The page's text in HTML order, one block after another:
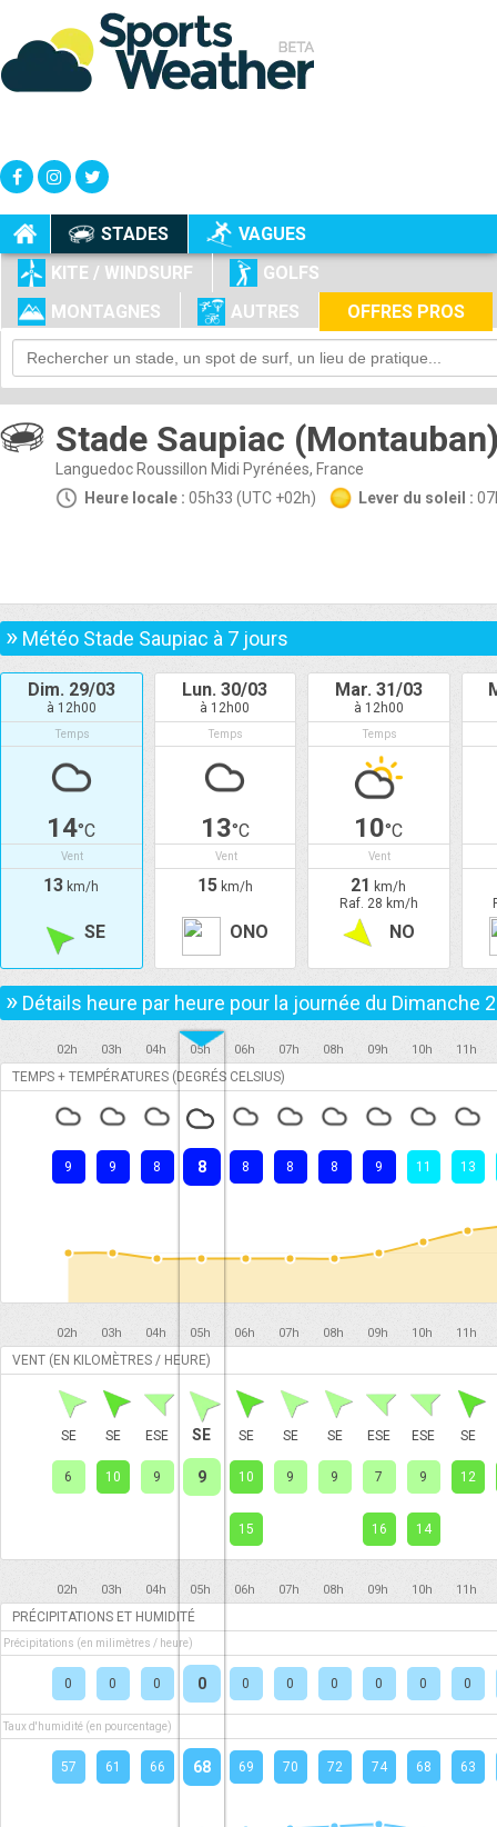
STADES
VAGUES
KITE / WINDSURF
GOLFS
MONTAGNES
AUTRES OFFRES PROS
+
-
Stade Saupiac
Languedoc Roussillon Midi Pyrénées, France
Heure locale : 05h33 (UTC +02h) Lever du soleil :
» Météo Stade Saupiac à 7 jours
Dim. 29/03
à 12h00
Temps
14°C
Vent
13 km/h
SE
Lun. 30/03
à 12h00
Temps
13°C
Vent
15km/h
ONO
Mar. 31/03
à 12h00
Temps
10°C
Vent
21 km/h
Raf. 28 km/h
NO
» Détails heure par heure pour la journée du Dimanche
02h 03h 04h 05h 06h 07h 08h 09h 10h 11h
TEMPS + TEMPÉRATURES (DEGRÉS CELSIUS)
9 9 8 8 8 8 8 9 11 13
02h 03h 04h 05h 06h 07h 08h 09h 10h 11h
VENT (EN KILOMÈTRES / HEURE)
SE SE ESE SE SE SE SE ESE ESE SE
6 10 9 9 10 9 9 7 9 12
15 16 14
02h 03h 04h 05h 06h 07h 08h 09h 10h 11h
PRÉCIPITATIONS ET HUMIDITÉ
Précipitations (en milimètres / heure)
0 0 0 0 0 0 0 0 0 0
Taux d'humidité (en pourcentage)
57 61 66 68 69 70 72 74 68 63